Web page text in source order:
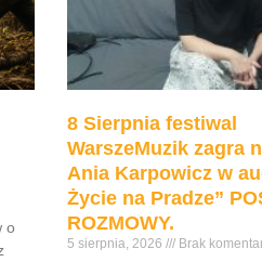
o
8 Sierpnia festiwal
WarszeMuzik zagra
Ania Karpowicz w
Życie na Pradze”
ROZMOWY.
5 sierpnia, 2026 Brak